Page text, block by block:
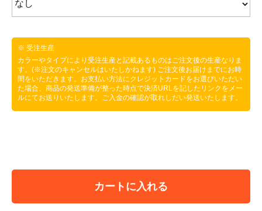
※ 受注生産
カラーやタイプにより受注生産と記載あるものはご注文後の生産なりま
す。(※注文のキャンセルはいたしかねます) ご注文後お届けまでにお時
間をいただきます。お支払い方法にクレジットカードをお選びいただい
た場合、商品の発送準備が整った時点で決済URLを記したリンクをメー
ルにてお送りいたします。ご入金の確認が取れしだい発送いたします。
カートに入れる